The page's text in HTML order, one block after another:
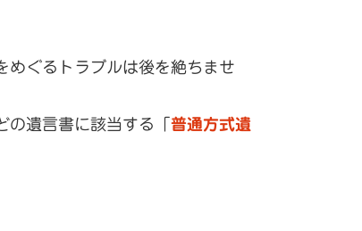
めぐるトラブルは後を絶ちませ
遺言書に該当する「 普通方式遺